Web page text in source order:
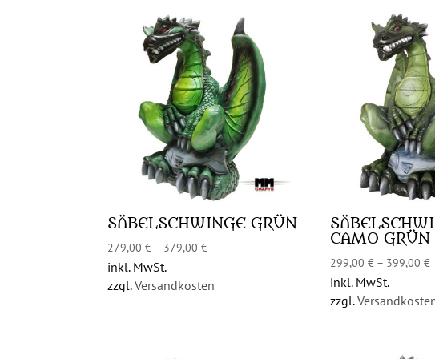
SÄBELSCHWINGE GRÜN
279,00€ – 379,00€
inkl. MwSt.
zzgl.Versandkosten
CAMO GRÜN
299,00€ – 399,00€
inkl. MwSt.
zzgl.